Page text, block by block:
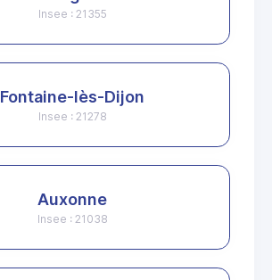
Insee : 21355
Fontaine-lès-Dijon
Insee : 21278
Auxonne
Insee : 21038